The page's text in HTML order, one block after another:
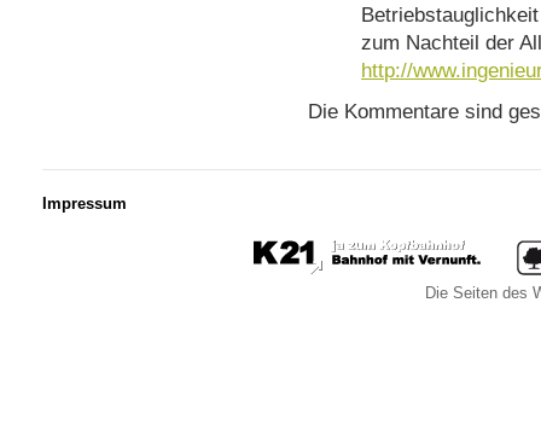
zum Nachteil der
http://
Die Kommentare sind
Impressum
Die Seiten des